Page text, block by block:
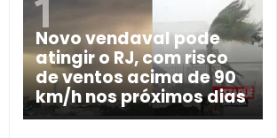
Novo vendaval pode
atingir o RJ, com risco
de ventos acima de 90
km/h nos próximos dias